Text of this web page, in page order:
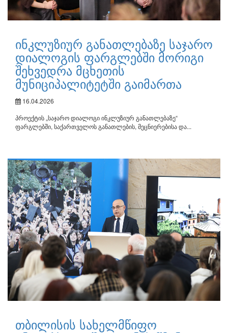
ინკლუზიურ განათლებაზე საჯარო
დიალოგის ფარგლებში მორიგი
შეხვედრა მცხეთის
მუნიციპალიტეტში გაიმართა
16.04.2026
პროექტის „საჯარო დიალოგი ინკლუზიურ განათლებაზე“
ფარგლებში, საქართველოს განათლების, მეცნიერებისა და...
თბილისის სახელმწიფო